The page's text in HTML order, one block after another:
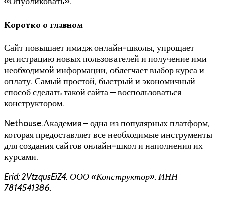
Коротко о главном
Сайт повышает имидж онлайн-школы, упрощает
регистрацию новых пользователей и получение ими
необходимой информации, облегчает выбор курса и
оплату. Самый простой, быстрый и экономичный
способ сделать такой сайта – воспользоваться
конструктором.
Nethouse.Академия – одна из популярных платформ,
которая предоставляет все необходимые инструменты
для создания сайтов онлайн-школ и наполнения их
курсами.
Erid: 2VtzqusEiZ4. ООО «Конструктор». ИНН
7814541386.